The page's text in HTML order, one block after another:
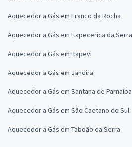
Aquecedor a Gás em Franco da Rocha
Aquecedor a Gás em Itapecerica da Serra
Aquecedor a Gás em Itapevi
Aquecedor a Gás em Jandira
Aquecedor a Gás em Santana de Parnaíba
Aquecedor a Gás em São Caetano do Sul
Aquecedor a Gás em Taboão da Serra